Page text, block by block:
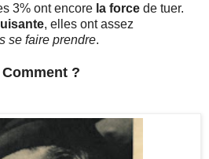
3% ont encore la force de tuer.
, elles ont assez
se faire prendre.
Comment ?